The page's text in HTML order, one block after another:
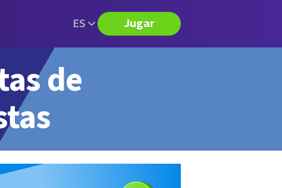
ES Jugar
de